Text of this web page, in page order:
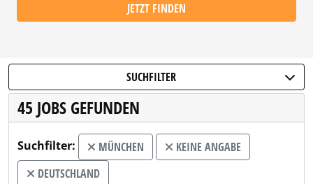
JETZT FINDEN
SUCHFILTER
45 JOBS GEFUNDEN
Suchfilter: MÜNCHEN
KEINE ANGABE
DEUTSCHLAND